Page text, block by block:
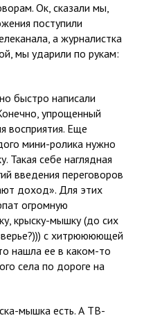
Ок, сказали мы,
поступили
а журналистка
мы ударили по рукам:
быстро написали
упрощенный
восприятия. Еще
мини-ролика нужно
Такая себе наглядная
введения переговоров
доход». Для этих
огромную
крыску-мышку (до сих
с хитрюююющей
нашла ее в каком-то
села по дороге на
мышка есть. А ТВ-